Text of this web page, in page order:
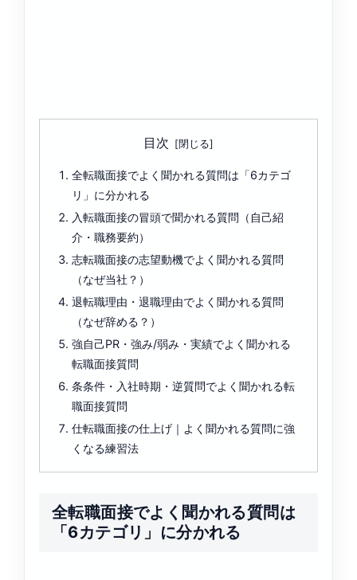
目次
全転職面接でよく聞かれる質問は「6カテゴ
リ」に分かれる
入転職面接の冒頭で聞かれる質問（自己紹
介・職務要約）
志転職面接の志望動機でよく聞かれる質問
（なぜ当社？）
退転職理由・退職理由でよく聞かれる質問
（なぜ辞める？）
強自己PR・強み/弱み・実績でよく聞かれる
転職面接質問
条条件・入社時期・逆質問でよく聞かれる転
職面接質問
仕転職面接の仕上げ｜よく聞かれる質問に強
くなる練習法
全転職面接でよく聞かれる質問は
「6カテゴリ」に分かれる